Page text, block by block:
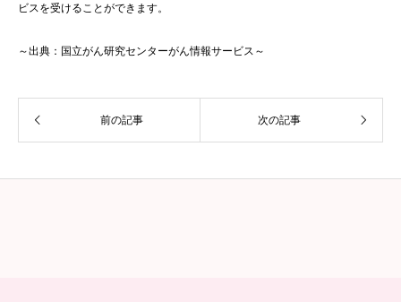
ビスを受けることができます。
～出典：国立がん研究センターがん情報サービス～
前の記事 次の記事